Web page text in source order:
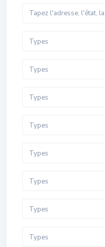
Types
Types
Types
Types
Types
Types
Types
Types